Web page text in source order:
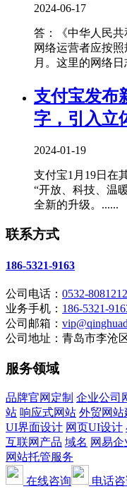
2024-06-17
答：《中华人民共
网络运营者应按
月。这里的网络日
支付宝发布
字，引入立
2024-01-19
支付宝1月19日在
“开放、科技、温
全新的升级。......
联系方式
186-5321-9163
公司电话： 0532-
业务手机： 186-5321-
公司邮箱：
公司地址：青岛市李沧
服务领域
品牌官网定制 企业公司
站 响应式网站 外贸网站
UI界面设计 网页UI设计
互联网产品 域名 网易
网站托管服务
在线咨询
电话